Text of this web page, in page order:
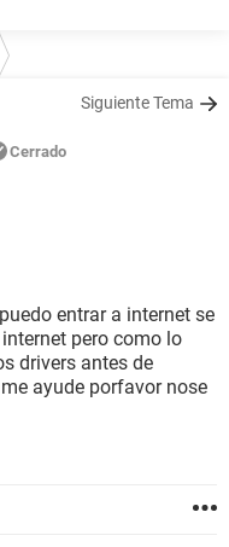
Siguiente Tema
Cerrado
entrar a internet se
pero como lo
drivers antes de
ayude porfavor nose